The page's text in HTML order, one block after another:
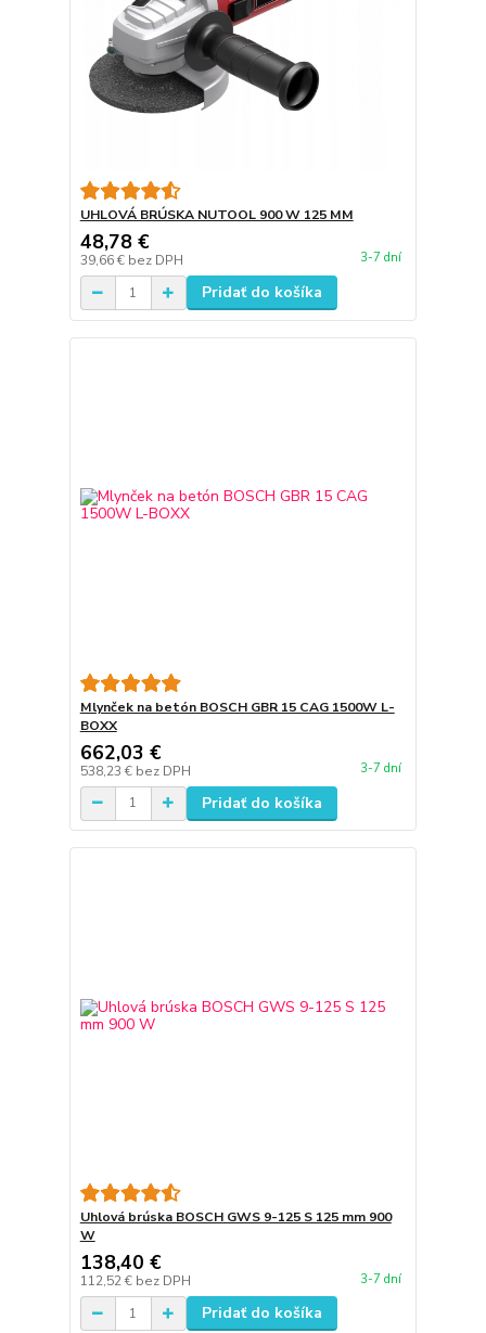
UHLOVÁ BRÚSKA NUTOOL 900 W 125 MM
48,78 €
39,66 € bez DPH 3-7 dní
Pridať do košíka
Mlynček na betón BOSCH GBR 15 CAG 1500W L-
BOXX
662,03 €
538,23 € bez DPH 3-7 dní
Pridať do košíka
Uhlová brúska BOSCH GWS 9-125 S 125 mm 900
W
138,40 €
112,52 € bez DPH 3-7 dní
Pridať do košíka